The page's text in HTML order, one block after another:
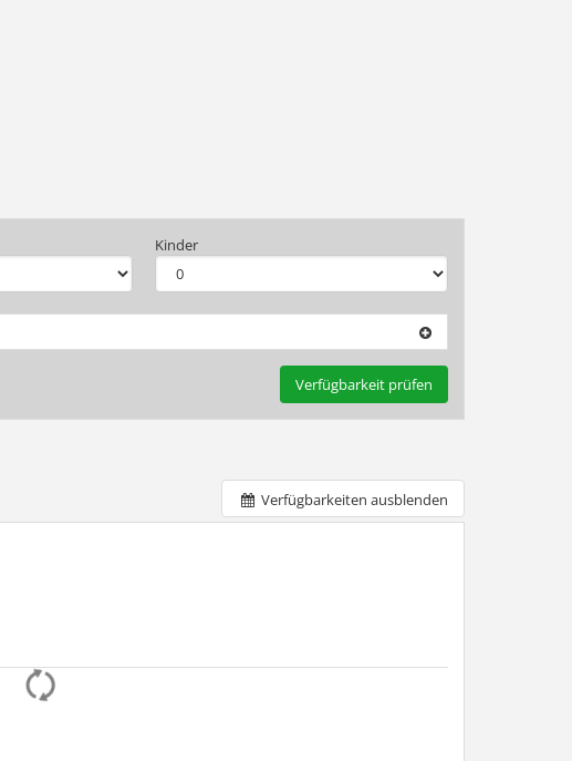
Kinder
Verfügbarkeit prüfen
Verfügbarkeiten ausblenden